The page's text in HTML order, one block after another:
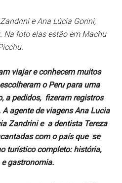
e Ana Lúcia Gorini,
Na foto elas estão em Machu
viajar e conhecem muitos
o Peru para uma
a pedidos, fizeram registros
A agente de viagens Ana Lucia
Zandrini e a dentista Tereza
com o país que se
turístico completo: história,
gastronomia.